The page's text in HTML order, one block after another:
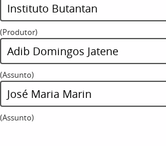
Instituto Butantan
(Produtor)
Adib Domingos Jatene
(Assunto)
José Maria Marin
(Assunto)